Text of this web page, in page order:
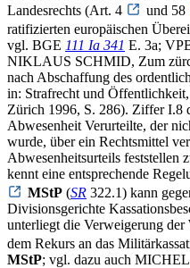
Landesrechts (Art. 4
und 58
ratifizierten europäischen
vgl. BGE 111 Ia 341 E. 3a;
NIKLAUS SCHMID, Zum
nach Abschaffung des
in: Strafrecht und
Zürich 1996, S. 286). Ziffer I.8
Abwesenheit Verurteilte, der
wurde, über ein Rechtsmittel
Abwesenheitsurteils feststellen
kennt eine entsprechende
MStP (SR 322.1) kann
Divisionsgerichte
unterliegt die Verweigerung der
dem Rekurs an das
MStP; vgl. dazu auch